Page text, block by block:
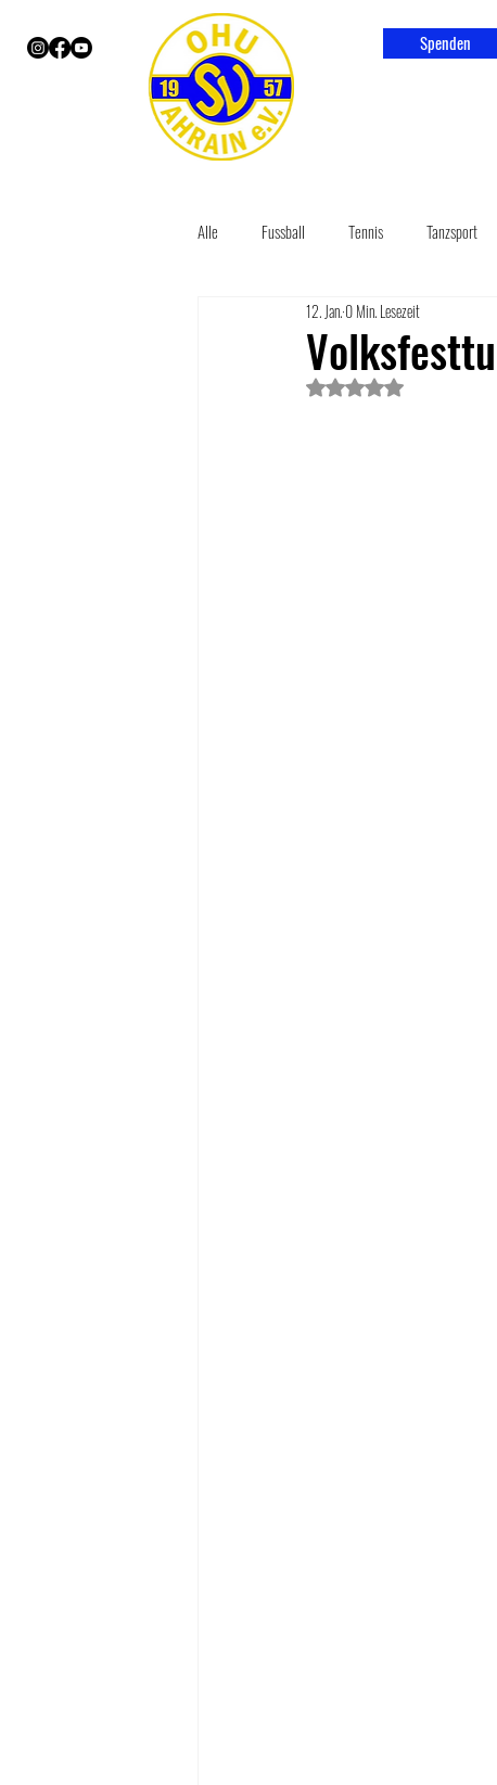
Spenden
Alle Fussball Tennis Tanzsport
12. Jan.0 Min. Lesezeit
Mit NaN von 5 Sternen